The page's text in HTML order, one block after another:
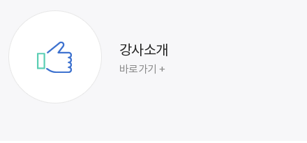
강사소개
바로가기 +